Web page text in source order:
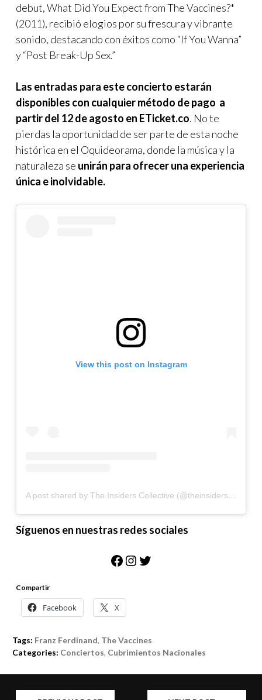
debut, What Did You Expect from The Vaccines?*
(2011), recibió elogios por su frescura y vibrante
sonido, destacando con éxitos como “If You Wanna”
y “Post Break-Up Sex.”
Las entradas para este concierto estarán
disponibles con cualquier método de pago a
partir del 12 de agosto en ETicket.co. No te
pierdas la oportunidad de ser parte de esta noche
histórica en el Oquideorama, donde la música y la
naturaleza se unirán para ofrecer una experiencia
única e inolvidable.
View this post on Instagram
A post shared by The Insiders Collective (@theinsidersco)
Síguenos en nuestras redes sociales
Facebook
Instagram
Twitter
Compartir
Facebook X
Tags: Franz Ferdinand, The Vaccines
Categories: Conciertos, Cubrimientos Nacionales